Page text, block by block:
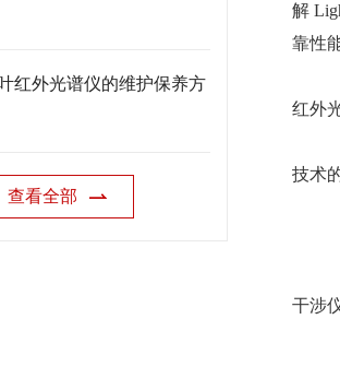
红外光谱仪的维护保养方
查看全部
解
靠性
红外
技术
干涉